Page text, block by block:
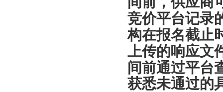
竞价平台记录
构在报名截止
上传的响应文
间前通过平台
获悉未通过的